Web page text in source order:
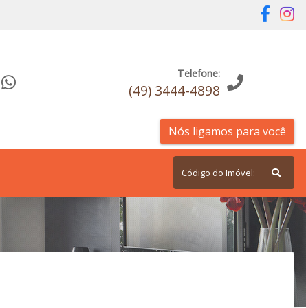
Telefone:
(49) 3444-4898
Nós ligamos para você